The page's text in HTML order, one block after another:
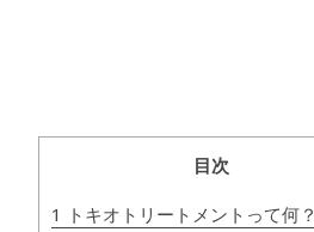
目次
1 トキオトリートメントって何？